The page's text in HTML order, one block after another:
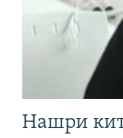
Нашри